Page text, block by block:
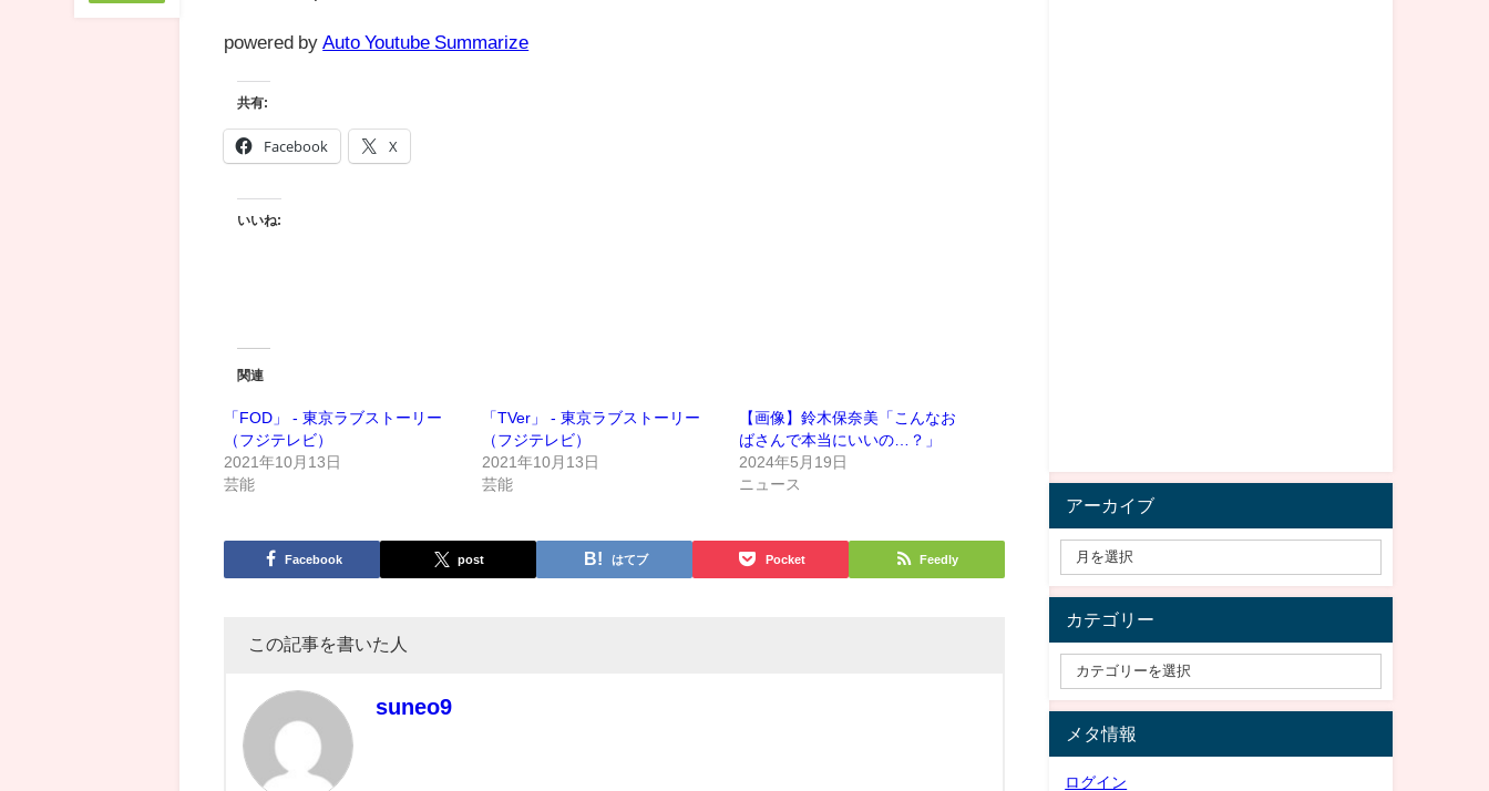
powered by Auto Youtube Summarize
共有:
Facebook X
いいね:
関連
「FOD」 - 東京ラブストーリー
（フジテレビ）
2021年10月13日
芸能
「TVer」 - 東京ラブストーリー
（フジテレビ）
2021年10月13日
芸能
【画像】鈴木保奈美「こんなお
ばさんで本当にいいの…？」
2024年5月19日
ニュース
Facebook post はてブ Pocket Feedly
この記事を書いた人
suneo9
アーカイブ
カテゴリー
メタ情報
ログイン